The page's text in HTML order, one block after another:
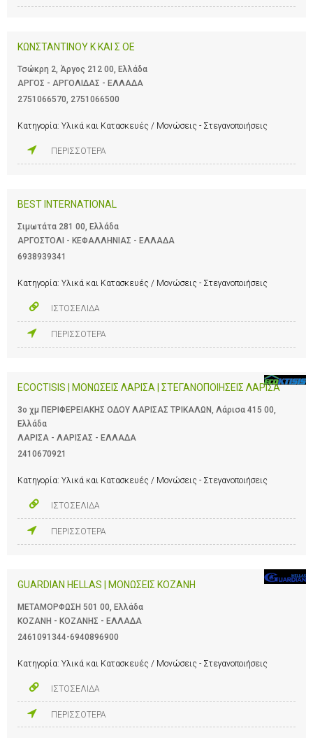
ΚΩΝΣΤΑΝΤΙΝΟΥ Κ ΚΑΙ Σ ΟΕ
Τσώκρη 2, Άργος 212 00, Ελλάδα
ΑΡΓΟΣ - ΑΡΓΟΛΙΔΑΣ - ΕΛΛΑΔΑ
2751066570, 2751066500
Κατηγορία: Υλικά και Κατασκευές / Μονώσεις - Στεγανοποιήσεις
ΠΕΡΙΣΣΟΤΕΡΑ
BEST INTERNATIONAL
Σιμωτάτα 281 00, Ελλάδα
ΑΡΓΟΣΤΟΛΙ - ΚΕΦΑΛΛΗΝΙΑΣ - ΕΛΛΑΔΑ
6938939341
Κατηγορία: Υλικά και Κατασκευές / Μονώσεις - Στεγανοποιήσεις
ΙΣΤΟΣΕΛΙΔΑ
ΠΕΡΙΣΣΟΤΕΡΑ
ECOCTISIS | ΜΟΝΩΣΕΙΣ ΛΑΡΙΣΑ | ΣΤΕΓΑΝΟΠΟΙΗΣΕΙΣ ΛΑΡΙΣΑ
3ο χμ ΠΕΡΙΦΕΡΕΙΑΚΗΣ ΟΔΟΥ ΛΑΡΙΣΑΣ ΤΡΙΚΑΛΩΝ, Λάρισα 415 00,
Ελλάδα
ΛΑΡΙΣΑ - ΛΑΡΙΣΑΣ - ΕΛΛΑΔΑ
2410670921
Κατηγορία: Υλικά και Κατασκευές / Μονώσεις - Στεγανοποιήσεις
ΙΣΤΟΣΕΛΙΔΑ
ΠΕΡΙΣΣΟΤΕΡΑ
GUARDIAN HELLAS | ΜΟΝΩΣΕΙΣ ΚΟΖΑΝΗ
ΜΕΤΑΜΟΡΦΩΣΗ 501 00, Ελλάδα
ΚΟΖΑΝΗ - ΚΟΖΑΝΗΣ - ΕΛΛΑΔΑ
2461091344-6940896900
Κατηγορία: Υλικά και Κατασκευές / Μονώσεις - Στεγανοποιήσεις
ΙΣΤΟΣΕΛΙΔΑ
ΠΕΡΙΣΣΟΤΕΡΑ